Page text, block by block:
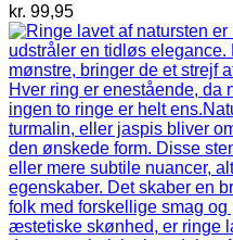
kr. 99,95